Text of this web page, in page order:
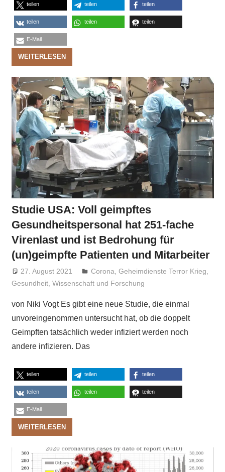
teilen teilen teilen
teilen teilen teilen
E-Mail
WEITERLESEN
Studie USA: Voll geimpftes
Gesundheitspersonal hat 251-fache
Virenlast und ist Bedrohung für
(un)geimpfte Patienten und Mitarbeiter
27. August 2021 Niki Vogt
Corona ,Geheimdienste Terror Krieg
Gesundheit, Wissenschaft und Forschung
von Niki Vogt Es gibt eine neue Studie, die einmal
unvoreingenommen untersucht hat, ob die doppelt
Geimpften tatsächlich weder infiziert werden noch
andere infizieren. Das
teilen teilen teilen
teilen teilen teilen
E-Mail
WEITERLESEN